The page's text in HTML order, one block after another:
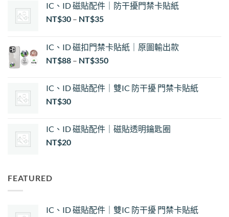
IC、ID 磁貼配件｜防干擾門禁卡貼紙
NT$30 – NT$35價
圍：
NT$30
NT$35
IC、ID 磁扣門禁卡貼紙｜原圖輸出款
NT$88 – NT$350
IC、ID 磁貼配件｜雙IC 防干擾 門禁卡貼紙
NT$30
IC、ID 磁貼配件｜磁貼透明鑰匙圈
NT$20
FEATURED
IC、ID 磁貼配件｜雙IC 防干擾 門禁卡貼紙